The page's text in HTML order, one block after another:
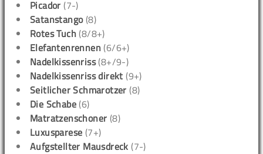
Picador (7-)
Satanstango(8)
Rotes Tuch (8/8+)
Elefantenrennen (6/6+)
Nadelkissenriss(8+/9-)
Nadelkissenriss direkt (9+)
Seitlicher Schmarotzer (8)
Die Schabe (6)
Matratzenschoner (8)
Luxusparese (7+)
Aufgstellter Mausdreck (7-)